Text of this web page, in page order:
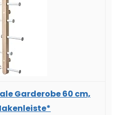
Garderobe 60 cm,